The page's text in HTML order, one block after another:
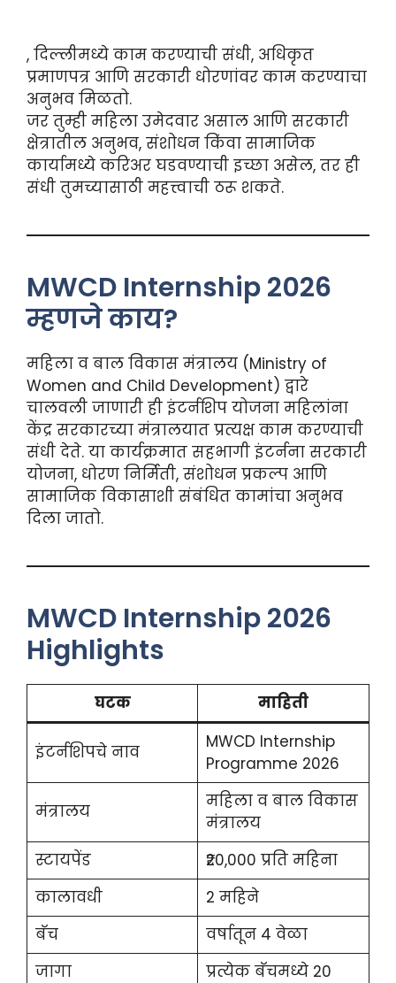
, दिल्लीमध्ये काम करण्याची संधी, अधिकृत
प्रमाणपत्र आणि सरकारी धोरणांवर काम करण्याचा
अनुभव मिळतो.
जर तुम्ही महिला उमेदवार असाल आणि सरकारी
क्षेत्रातील अनुभव, संशोधन किंवा सामाजिक
कार्यामध्ये करिअर घडवण्याची इच्छा असेल, तर ही
संधी तुमच्यासाठी महत्त्वाची ठरू शकते.
MWCD Internship 2026
म्हणजे काय?
महिला व बाल विकास मंत्रालय (Ministry of
Women and Child Development) द्वारे
चालवली जाणारी ही इंटर्नशिप योजना महिलांना
केंद्र सरकारच्या मंत्रालयात प्रत्यक्ष काम करण्याची
संधी देते. या कार्यक्रमात सहभागी इंटर्नना सरकारी
योजना, धोरण निर्मिती, संशोधन प्रकल्प आणि
सामाजिक विकासाशी संबंधित कामांचा अनुभव
दिला जातो.
MWCD Internship 2026
Highlights
घटक माहिती
इंटर्नशिपचे नाव
MWCD Internship
Programme 2026
मंत्रालय
महिला व बाल विकास
मंत्रालय
स्टायपेंड
₹20,000 प्रति महिना
कालावधी
2 महिने
बॅच
वर्षातून 4 वेळा
जागा
प्रत्येक बॅचमध्ये 20